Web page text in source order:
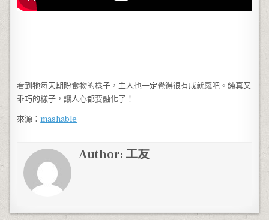
看到牠每天期盼食物的樣子，主人也一定覺得很有成就感吧。純真又
乖巧的樣子，讓人心都要融化了！
來源：mashable
Author: 工友